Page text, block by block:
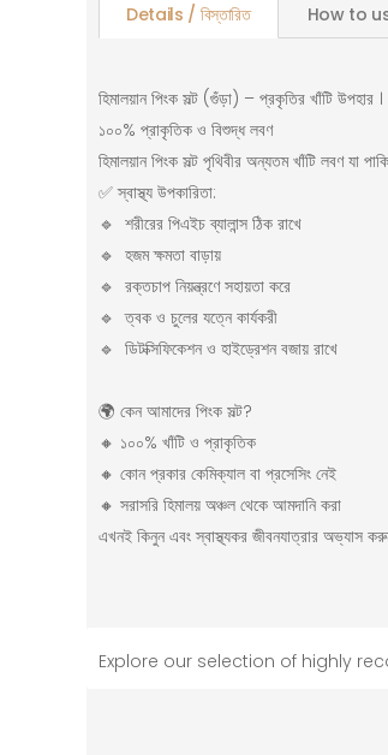
Details / বিস্তারিত How to use
হিমালয়ান পিংক সল্ট (গুঁড়া) – প্রকৃতির খাঁটি উপহার ।
১০০% প্রাকৃতিক ও বিশুদ্ধ লবণ
হিমালয়ান পিংক সল্ট পৃথিবীর অন্যতম খাঁটি লবণ যা
✅ স্বাস্থ্য উপকারিতা:
🔹 শরীরের পিএইচ ব্যালান্স ঠিক রাখে
🔹 হজম ক্ষমতা বাড়ায়
🔹 রক্তচাপ নিয়ন্ত্রণে সহায়তা করে
🔹 ত্বক ও চুলের যত্নে কার্যকরী
🔹 ডিটক্সিফিকেশন ও হাইড্রেশন বজায় রাখে
🌍 কেন আমাদের পিংক সল্ট?
🔸 ১০০% খাঁটি ও প্রাকৃতিক
🔸 কোন প্রকার কেমিক্যাল বা প্রসেসিং নেই
🔸 সরাসরি হিমালয় অঞ্চল থেকে আমদানি করা
এখনই কিনুন এবং স্বাস্থ্যকর জীবনযাত্রার অভ্যাস
Explore our selection of highly